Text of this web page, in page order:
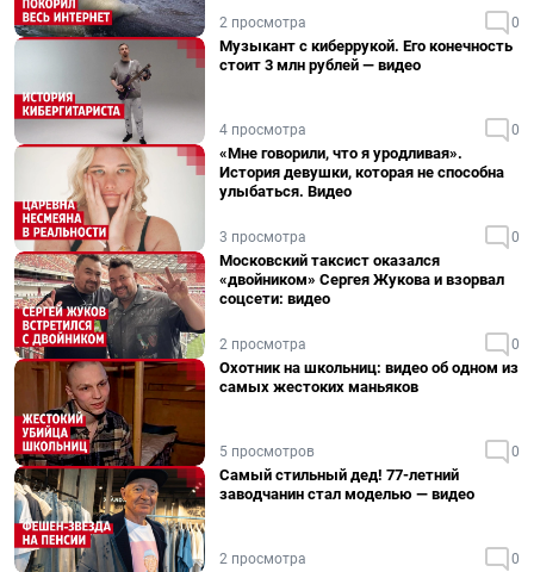
2 просмотра 0
Музыкант с киберрукой. Его конечность
стоит 3 млн рублей — видео
4 просмотра 0
«Мне говорили, что я уродливая».
История девушки, которая не способна
улыбаться. Видео
3 просмотра 0
Московский таксист оказался
«двойником» Сергея Жукова и взорвал
соцсети: видео
2 просмотра 0
Охотник на школьниц: видео об одном из
самых жестоких маньяков
5 просмотров 0
Самый стильный дед! 77-летний
заводчанин стал моделью — видео
2 просмотра 0